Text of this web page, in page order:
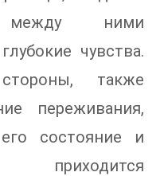
ними
чувства.
также
переживания,
состояние и